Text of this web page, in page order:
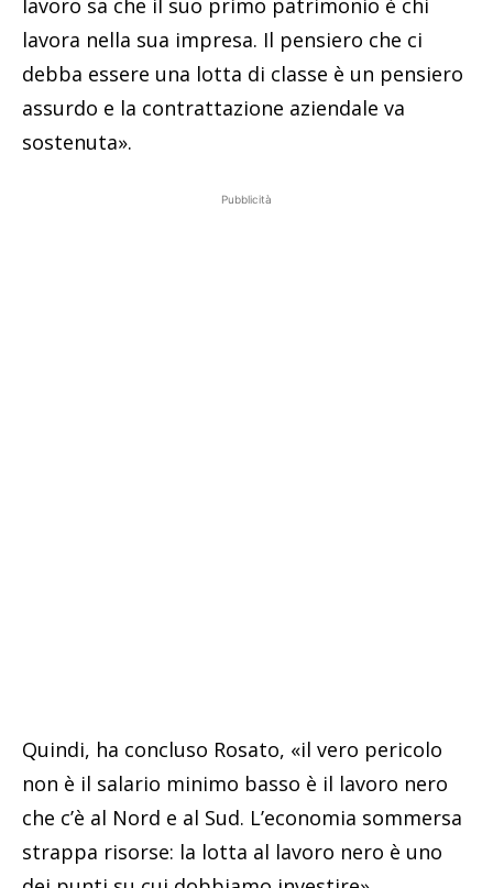
lavora nella sua impresa. Il pensiero che ci
debba essere una lotta di classe è un pensiero
assurdo e la contrattazione aziendale va
sostenuta».
Pubblicità
Quindi, ha concluso Rosato, «il vero pericolo
non è il salario minimo basso è il lavoro nero
che c’è al Nord e al Sud. L’economia sommersa
strappa risorse: la lotta al lavoro nero è uno